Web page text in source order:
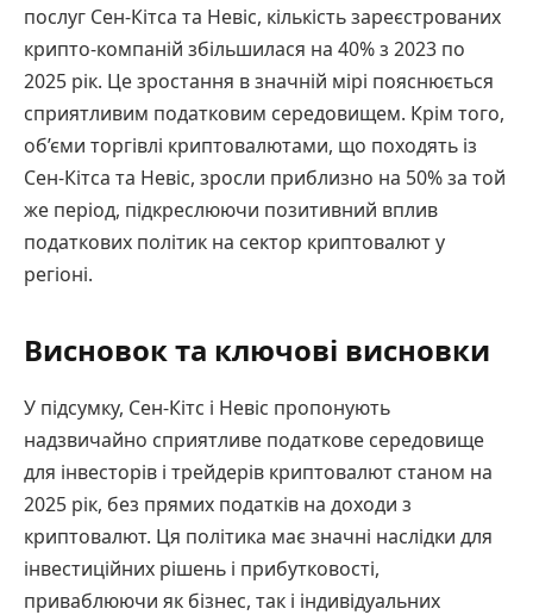
послуг Сен-Кітса та Невіс, кількість зареєстрованих
крипто-компаній збільшилася на 40% з 2023 по
2025 рік. Це зростання в значній мірі пояснюється
сприятливим податковим середовищем. Крім того,
об’єми торгівлі криптовалютами, що походять із
Сен-Кітса та Невіс, зросли приблизно на 50% за той
же період, підкреслюючи позитивний вплив
податкових політик на сектор криптовалют у
регіоні.
Висновок та ключові висновки
У підсумку, Сен-Кітс і Невіс пропонують
надзвичайно сприятливе податкове середовище
для інвесторів і трейдерів криптовалют станом на
2025 рік, без прямих податків на доходи з
криптовалют. Ця політика має значні наслідки для
інвестиційних рішень і прибутковості,
приваблюючи як бізнес, так і індивідуальних